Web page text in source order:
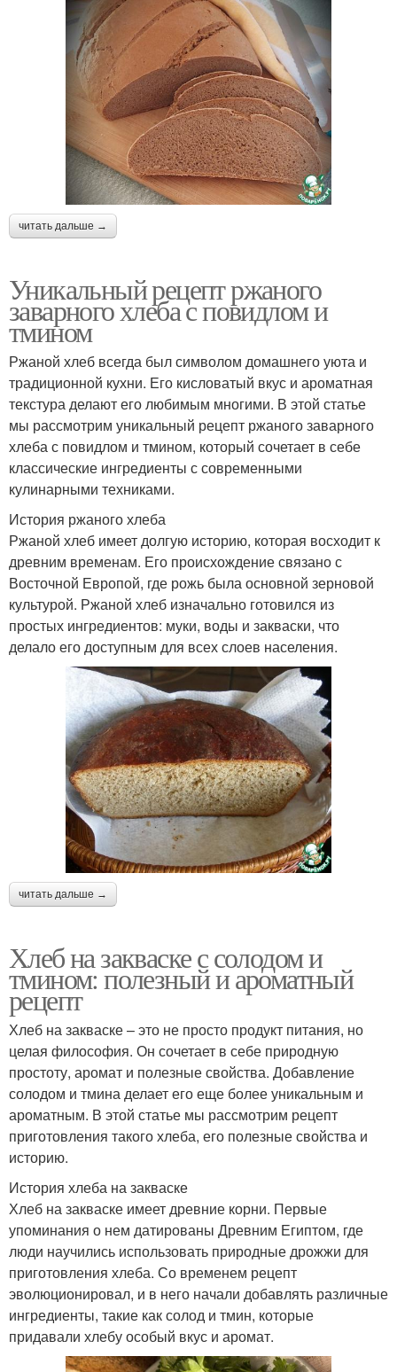
читать дальше →
Уникальный рецепт ржаного
заварного хлеба с повидлом и
тмином
Ржаной хлеб всегда был символом домашнего уюта и
традиционной кухни. Его кисловатый вкус и ароматная
текстура делают его любимым многими. В этой статье
мы рассмотрим уникальный рецепт ржаного заварного
хлеба с повидлом и тмином, который сочетает в себе
классические ингредиенты с современными
кулинарными техниками.
История ржаного хлеба
Ржаной хлеб имеет долгую историю, которая восходит к
древним временам. Его происхождение связано с
Восточной Европой, где рожь была основной зерновой
культурой. Ржаной хлеб изначально готовился из
простых ингредиентов: муки, воды и закваски, что
делало его доступным для всех слоев населения.
читать дальше →
Хлеб на закваске с солодом и
тмином: полезный и ароматный
рецепт
Хлеб на закваске – это не просто продукт питания, но
целая философия. Он сочетает в себе природную
простоту, аромат и полезные свойства. Добавление
солодом и тмина делает его еще более уникальным и
ароматным. В этой статье мы рассмотрим рецепт
приготовления такого хлеба, его полезные свойства и
историю.
История хлеба на закваске
Хлеб на закваске имеет древние корни. Первые
упоминания о нем датированы Древним Египтом, где
люди научились использовать природные дрожжи для
приготовления хлеба. Со временем рецепт
эволюционировал, и в него начали добавлять различные
ингредиенты, такие как солод и тмин, которые
придавали хлебу особый вкус и аромат.